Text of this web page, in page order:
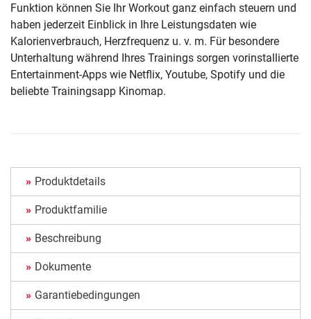
Funktion können Sie Ihr Workout ganz einfach steuern und
haben jederzeit Einblick in Ihre Leistungsdaten wie
Kalorienverbrauch, Herzfrequenz u. v. m. Für besondere
Unterhaltung während Ihres Trainings sorgen vorinstallierte
Entertainment-Apps wie Netflix, Youtube, Spotify und die
beliebte Trainingsapp Kinomap.
Produktdetails
Produktfamilie
Beschreibung
Dokumente
Garantiebedingungen